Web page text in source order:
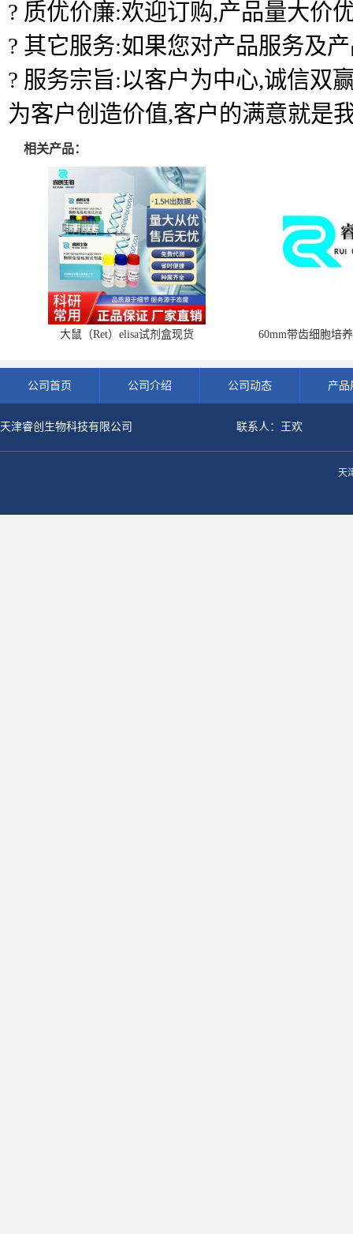
? 质优价廉:欢迎订购,产品量大价
? 其它服务:如果您对产品服务及
? 服务宗旨:以客户为中心,诚信双
为客户创造价值,客户的满意就是
相关产品：
大鼠（Ret）elisa试剂盒现货 60mm带齿细胞培
公司首页 公司介绍 公司动态 产品
天津睿创生物科技有限公司 联系人：王欢
天